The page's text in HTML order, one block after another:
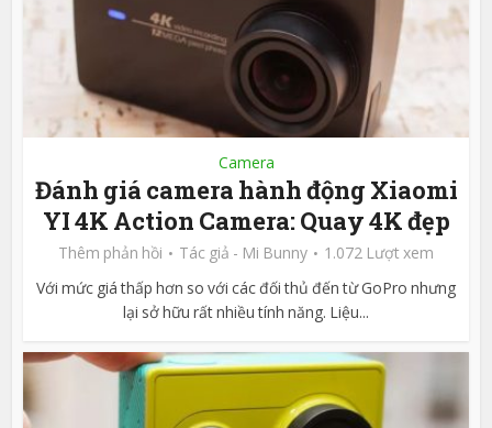
Camera
Đánh giá camera hành động Xiaomi
YI 4K Action Camera: Quay 4K đẹp
Thêm phản hồi Tác giả - Mi Bunny
1.072 Lượt xem
Với mức giá thấp hơn so với các đối thủ đến từ GoPro nhưng
lại sở hữu rất nhiều tính năng. Liệu...